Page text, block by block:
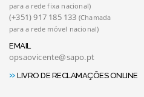
para a rede fixa nacional)
(+351) 917 185 133 (Chamada
para a rede móvel nacional)
EMAIL
opsaovicente@sapo.pt
» LIVRO DE RECLAMAÇÕES ONLINE